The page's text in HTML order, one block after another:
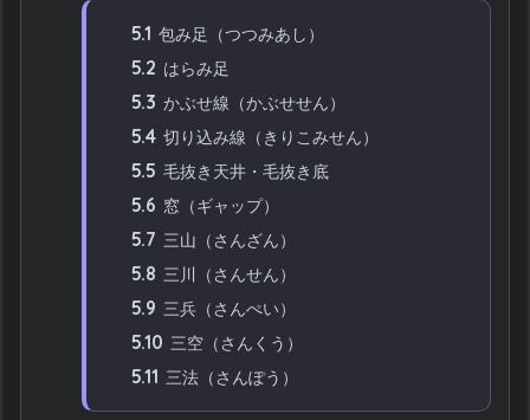
5.1 包み足（つつみあし）
5.2 はらみ足
5.3 かぶせ線（かぶせせん）
5.4 切り込み線（きりこみせん）
5.5 毛抜き天井・毛抜き底
5.6 窓（ギャップ）
5.7 三山（さんざん）
5.8 三川（さんせん）
5.9 三兵（さんぺい）
5.10 三空（さんくう）
5.11 三法（さんぽう）